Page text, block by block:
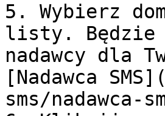
5. Wybierz
listy. Będzie
nadawcy dla
[Nadawca
sms/nadawca-